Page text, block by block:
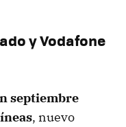
y Vodafone
septiembre
, nuevo